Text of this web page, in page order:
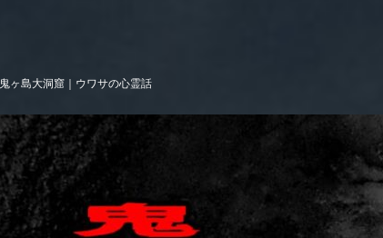
鬼ヶ島大洞窟｜ウワサの心霊話